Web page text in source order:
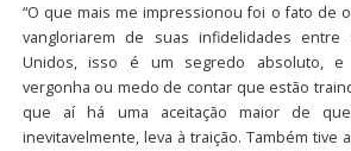
“O que mais me impressionou foi o fato de
vangloriarem de suas infidelidades entre
Unidos, isso é um segredo absoluto,
vergonha ou medo de contar que estão
que aí há uma aceitação maior de
inevitavelmente, leva à traição. Também tive